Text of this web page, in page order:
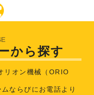
から探す
リオン機械（ORIO
ならびにお電話より